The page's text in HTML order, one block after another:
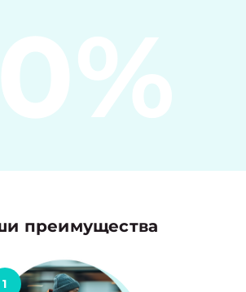
преимущества
1